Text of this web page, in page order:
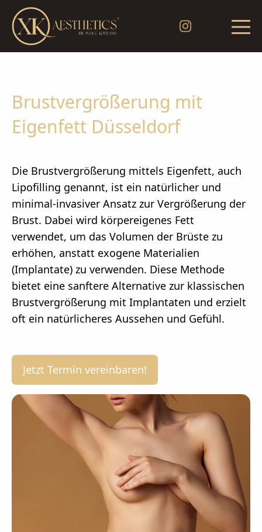
Brustvergrößerung mit
Eigenfett Düsseldorf
Die Brustvergrößerung mittels Eigenfett, auch
Lipofilling genannt, ist ein natürlicher und
minimal-invasiver Ansatz zur Vergrößerung der
Brust. Dabei wird körpereigenes Fett
verwendet, um das Volumen der Brüste zu
erhöhen, anstatt exogene Materialien
(Implantate) zu verwenden. Diese Methode
bietet eine sanftere Alternative zur klassischen
Brustvergrößerung mit Implantaten und erzielt
oft ein natürlicheres Aussehen und Gefühl.
Jetzt Termin vereinbaren!